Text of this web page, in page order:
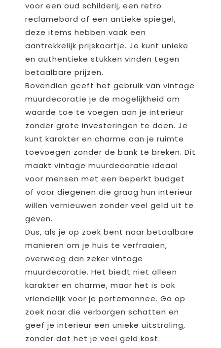
voor een oud schilderij, een retro
reclamebord of een antieke spiegel,
deze items hebben vaak een
aantrekkelijk prijskaartje. Je kunt unieke
en authentieke stukken vinden tegen
betaalbare prijzen.
Bovendien geeft het gebruik van vintage
muurdecoratie je de mogelijkheid om
waarde toe te voegen aan je interieur
zonder grote investeringen te doen. Je
kunt karakter en charme aan je ruimte
toevoegen zonder de bank te breken. Dit
maakt vintage muurdecoratie ideaal
voor mensen met een beperkt budget
of voor diegenen die graag hun interieur
willen vernieuwen zonder veel geld uit te
geven.
Dus, als je op zoek bent naar betaalbare
manieren om je huis te verfraaien,
overweeg dan zeker vintage
muurdecoratie. Het biedt niet alleen
karakter en charme, maar het is ook
vriendelijk voor je portemonnee. Ga op
zoek naar die verborgen schatten en
geef je interieur een unieke uitstraling,
zonder dat het je veel geld kost.